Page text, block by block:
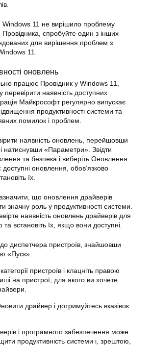
11 не вирішило проблему
Провідника, спробуйте один з інших
для вирішення проблем з
11.
оновлень
працює Провідник у Windows 11,
перевірити наявність доступних
Майкрософт регулярно випускає
продуктивності системи та
помилок і проблем.
наявність оновлень, перейшовши
натиснувши «Параметри». Звідти
та безпека і виберіть Оновлення
оновлення, обов’язково
їх.
що оновлення драйверів
значну роль у продуктивності системи.
наявність оновлень драйверів для
встановіть їх, якщо вони доступні.
диспетчера пристроїв, знайшовши
«Пуск».
пристроїв і клацніть правою
на пристрої, для якого ви хочете
драйвер і дотримуйтесь вказівок
і програмного забезпечення може
продуктивність системи і, зрештою,